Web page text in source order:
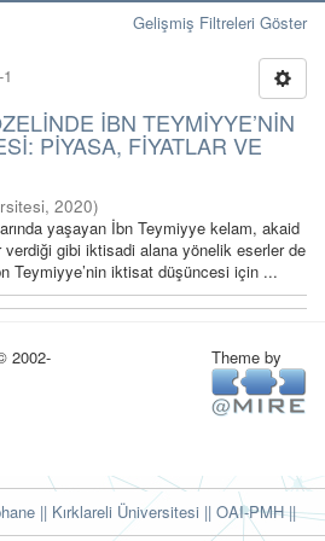
Gelişmiş Filtreleri Göster
İBN TEYMİYYE’NİN
PİYASA, FİYATLAR VE
, 2020)
yaşayan İbn Teymiyye kelam, akaid
verdiği gibi iktisadi alana yönelik eserler de
Teymiyye’nin iktisat düşüncesi için ...
2002-
Theme by
|| Kırklareli Üniversitesi || OAI-PMH ||